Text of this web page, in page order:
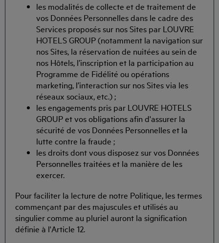
les modalités de collecte et de traitement de
vos Données Personnelles dans le cadre des
Services proposés sur nos Sites par LOUVRE
HOTELS GROUP (notamment la navigation sur
nos Sites, la réservation de nuitées au sein de
nos Hôtels, l’inscription et la participation au
Programme de Fidélité ou opérations
marketing, l’interaction sur nos Sites via les
réseaux sociaux, etc.) ;
les engagements pris par LOUVRE HOTELS
GROUP et vos obligations afin d'assurer la
sécurité de vos Données Personnelles et la
lutte contre la fraude ;
les droits dont vous disposez sur vos Données
Personnelles traitées et la manière de les
exercer.
Pour faciliter la lecture de notre Politique, les termes
commençant par des majuscules et utilisés au
singulier comme au pluriel auront la signification
définie à l'Article 12.